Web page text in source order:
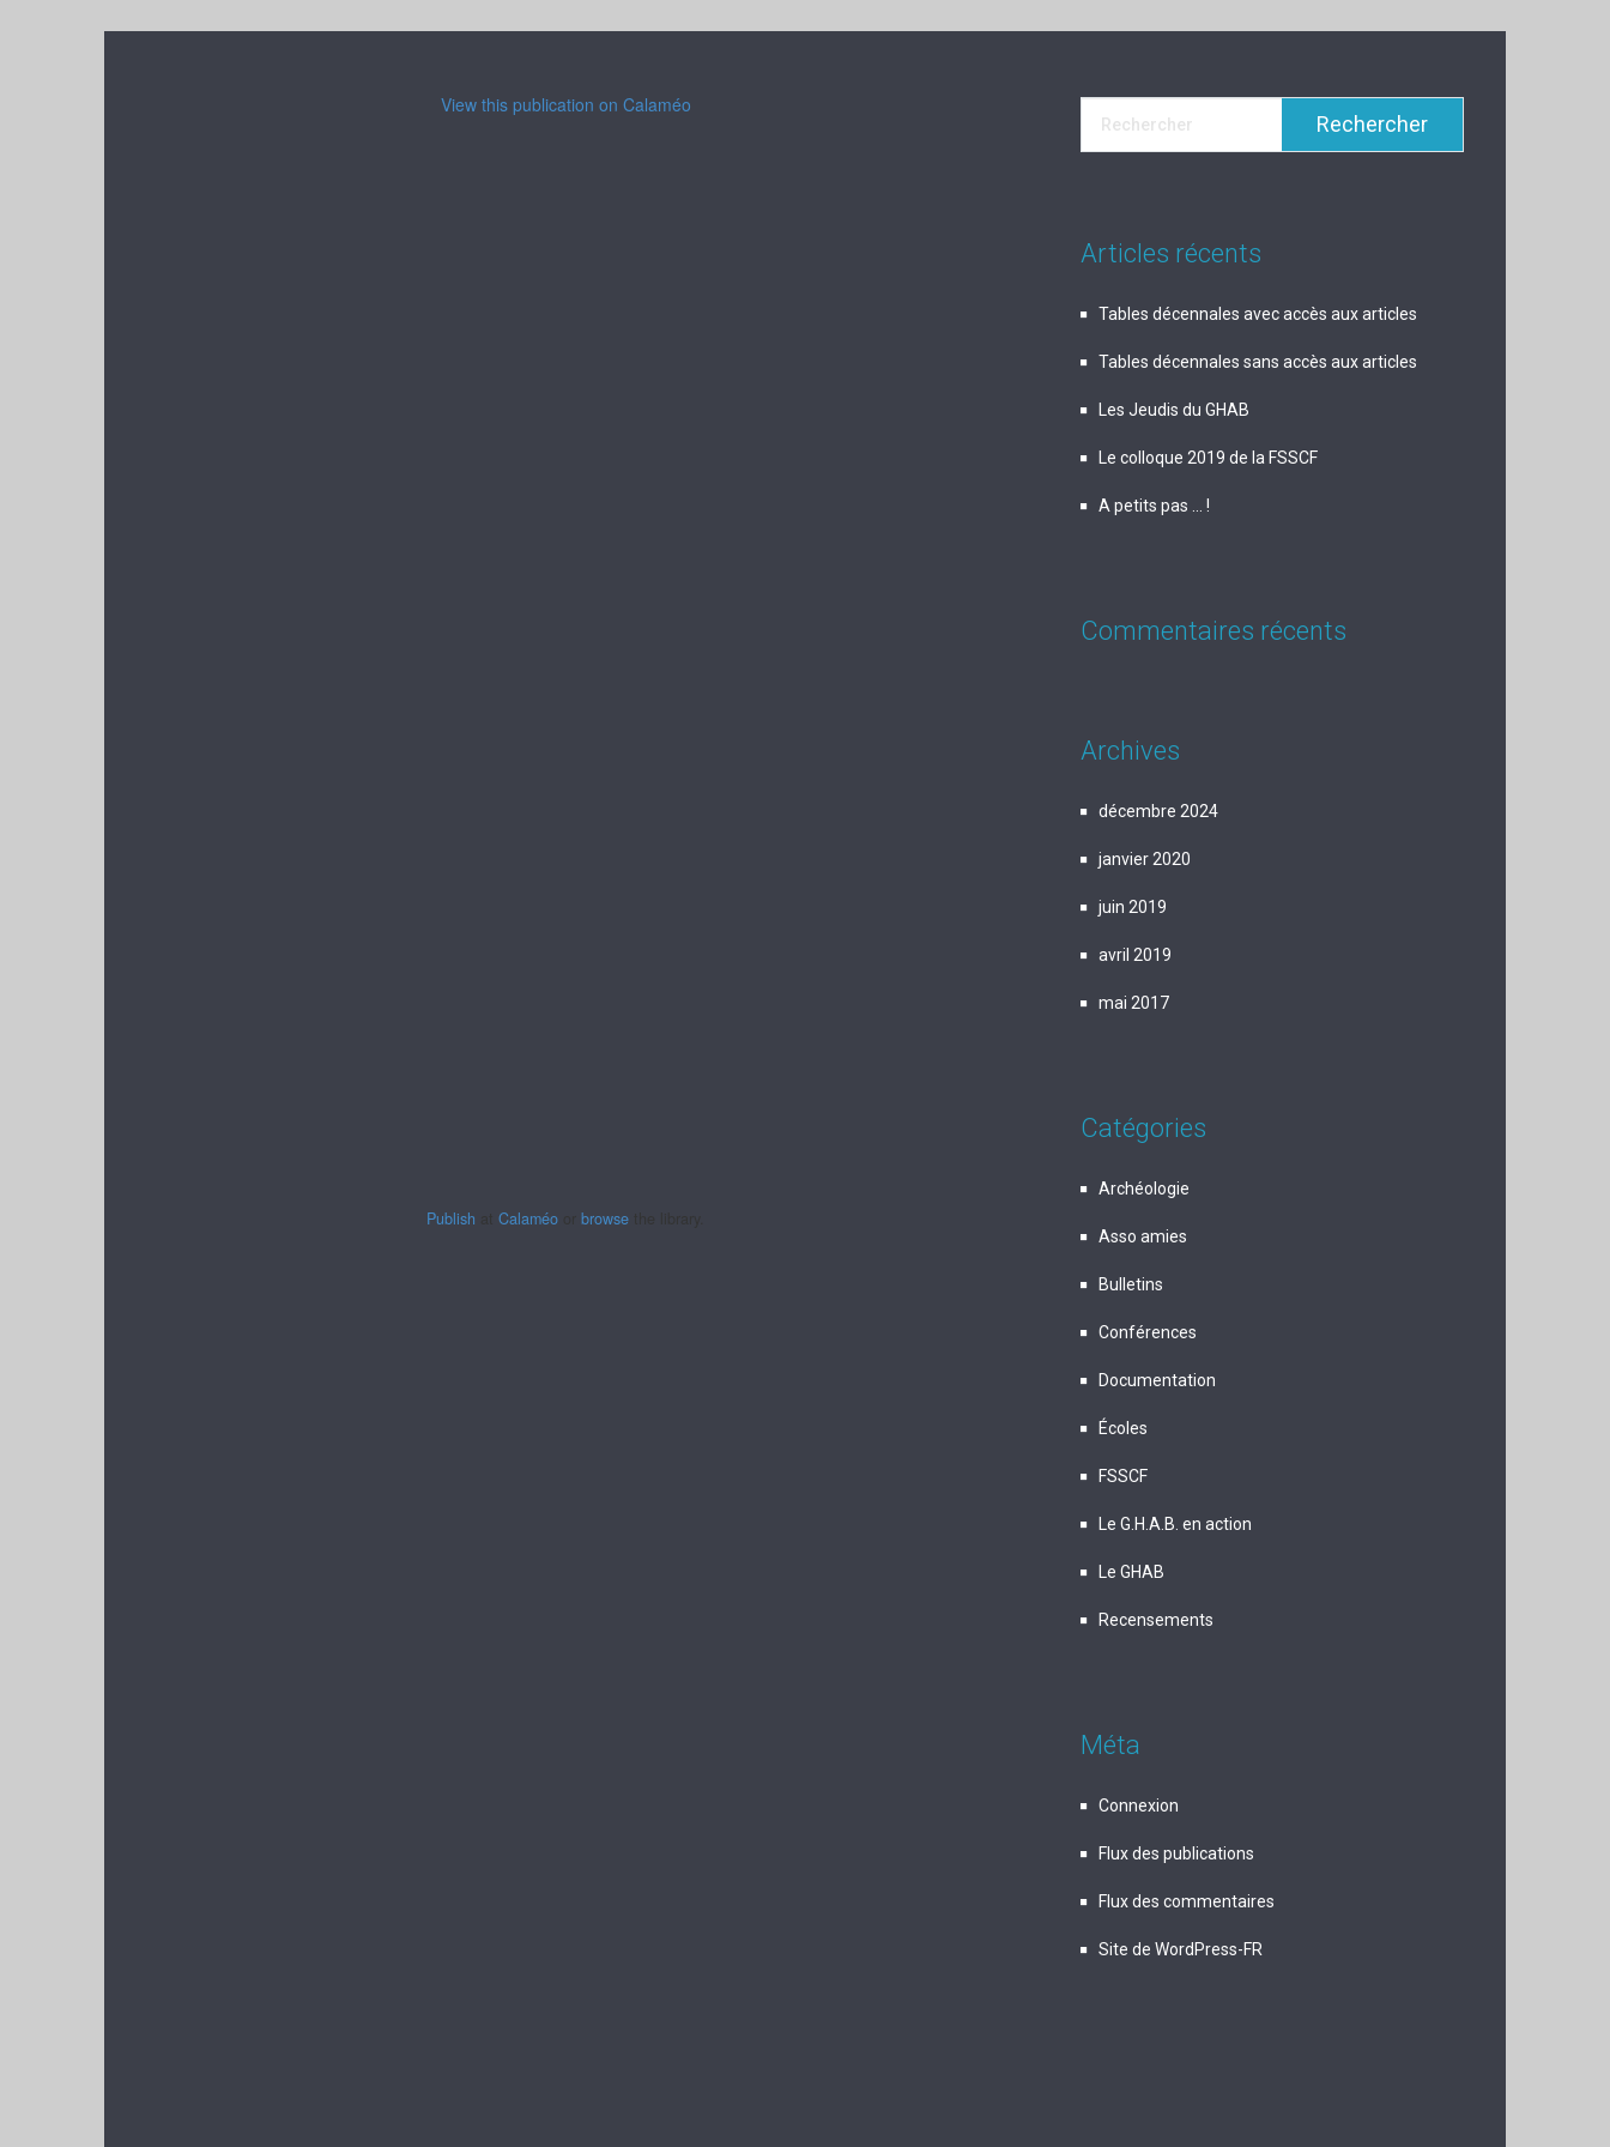
View this publication on Calaméo
Publish Calaméo browse
Articles récents
Tables décennales avec accès aux articles
Tables décennales sans accès aux articles
Les Jeudis du GHAB
Le colloque 2019 de la FSSCF
A petits pas … !
Commentaires récents
Archives
décembre 2024
janvier 2020
juin 2019
avril 2019
mai 2017
Catégories
Archéologie
Asso amies
Bulletins
Conférences
Documentation
Écoles
FSSCF
Le G.H.A.B. en action
Le GHAB
Recensements
Méta
Connexion
Flux des publications
Flux des commentaires
Site de WordPress-FR